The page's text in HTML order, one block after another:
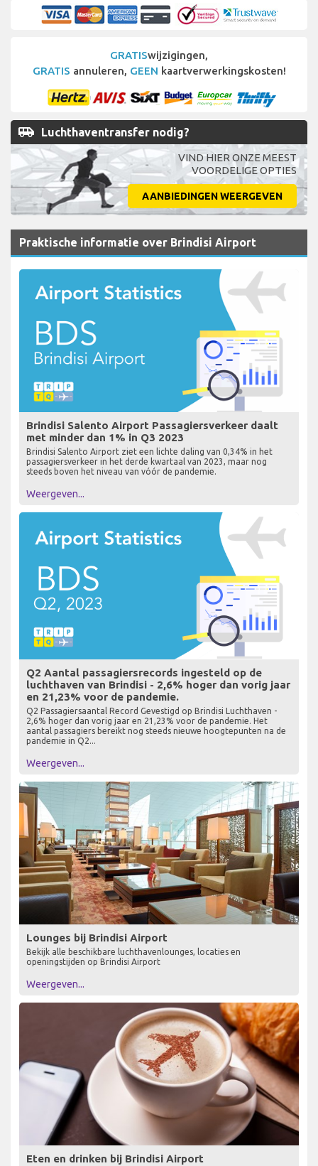
GRATISwijzigingen,
GRATIS annuleren, GEEN kaartverwerkingskosten!
airport_shuttle Luchthaventransfer nodig?
VIND HIER ONZE MEEST
VOORDELIGE OPTIES
AANBIEDINGEN WEERGEVEN
Praktische informatie over Brindisi Airport
Brindisi Salento Airport Passagiersverkeer daalt
met minder dan 1% in Q3 2023
Brindisi Salento Airport ziet een lichte daling van 0,34% in het
passagiersverkeer in het derde kwartaal van 2023, maar nog
steeds boven het niveau van vóór de pandemie.
Weergeven...
Q2 Aantal passagiersrecords ingesteld op de
luchthaven van Brindisi - 2,6% hoger dan vorig jaar
en 21,23% voor de pandemie.
Q2 Passagiersaantal Record Gevestigd op Brindisi Luchthaven -
2,6% hoger dan vorig jaar en 21,23% voor de pandemie. Het
aantal passagiers bereikt nog steeds nieuwe hoogtepunten na de
pandemie in Q2...
Weergeven...
Lounges bij Brindisi Airport
Bekijk alle beschikbare luchthavenlounges, locaties en
openingstijden op Brindisi Airport
Weergeven...
Eten en drinken bij Brindisi Airport